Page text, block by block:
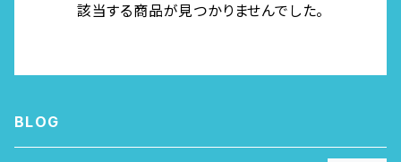
該当する商品が見つかりませんでした。
BLOG